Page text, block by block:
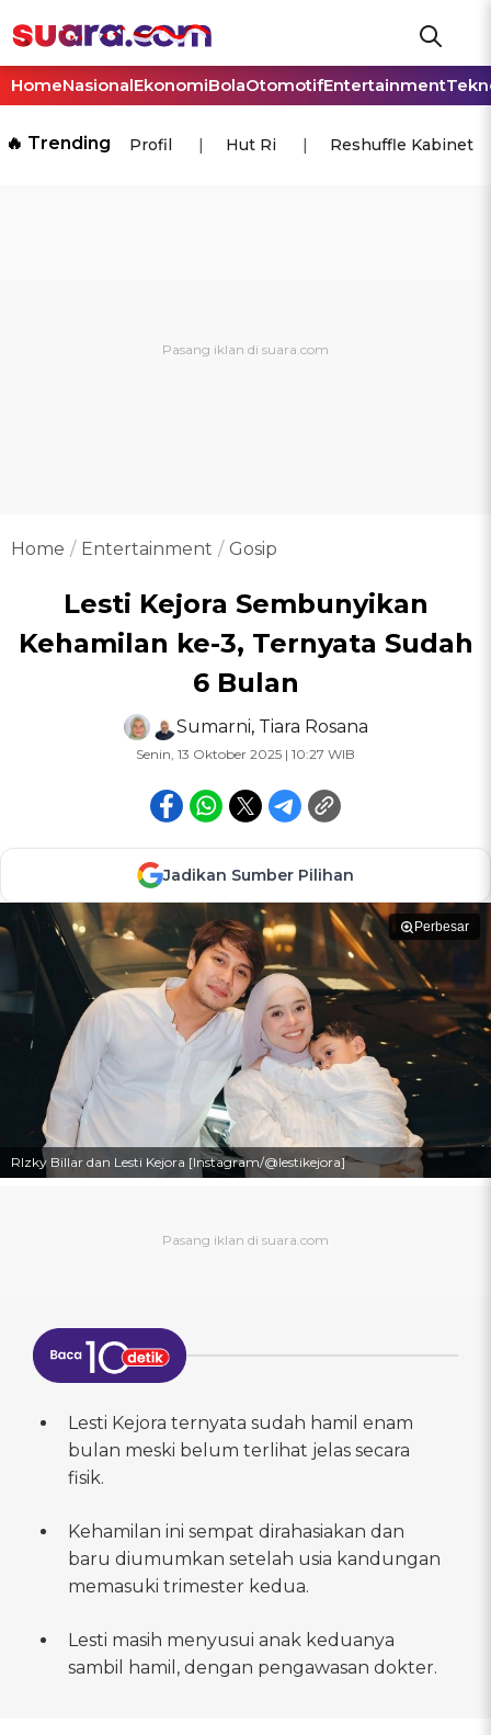
HomeNasionalEkonomiBolaOtomotifEntertainment
🔥 Trending Profil Hut Ri Reshuffle Kabinet
Home Entertainment Gosip
Lesti Kejora Sembunyikan
Kehamilan ke-3, Ternyata Sudah
6 Bulan
Sumarni, Tiara Rosana
Senin, 13 Oktober 2025 | 10:27 WIB
Jadikan Sumber Pilihan
Perbesar
RIzky Billar dan Lesti Kejora [Instagram/@lestikejora]
Lesti Kejora ternyata sudah hamil enam
bulan meski belum terlihat jelas secara
fisik.
Kehamilan ini sempat dirahasiakan dan
baru diumumkan setelah usia kandungan
memasuki trimester kedua.
Lesti masih menyusui anak keduanya
sambil hamil, dengan pengawasan dokter.